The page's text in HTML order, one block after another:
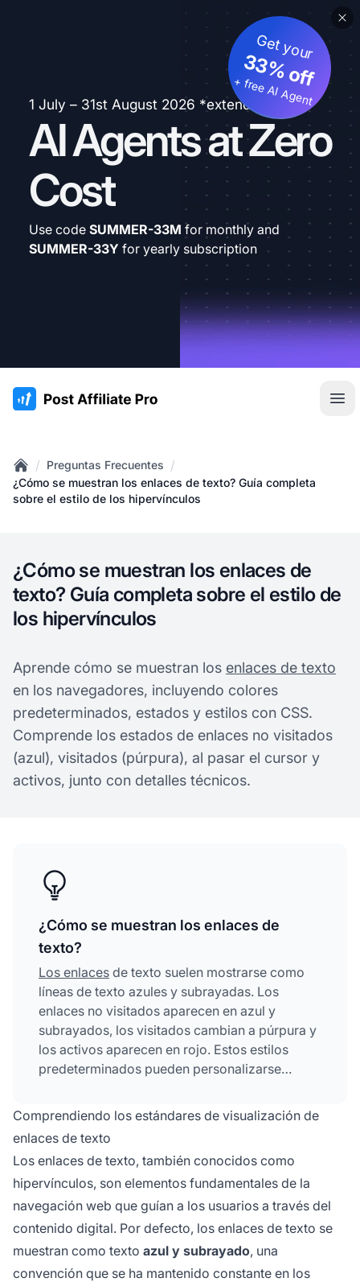
1 July – 31st August 2026 *extended
AI Agents at Zero
Cost
Get your
33% off
+ free AI Agent
Use code SUMMER-33M for monthly and
SUMMER-33Y for yearly subscription
:site.title
Home
/ Preguntas Frecuentes /
¿Cómo se muestran los enlaces de texto? Guía completa
sobre el estilo de los hipervínculos
¿Cómo se muestran los enlaces de
texto? Guía completa sobre el estilo de
los hipervínculos
Aprende cómo se muestran los enlaces de texto
en los navegadores, incluyendo colores
predeterminados, estados y estilos con CSS.
Comprende los estados de enlaces no visitados
(azul), visitados (púrpura), al pasar el cursor y
activos, junto con detalles técnicos.
¿Cómo se muestran los enlaces de
texto?
Los enlaces de texto suelen mostrarse como
líneas de texto azules y subrayadas. Los
enlaces no visitados aparecen en azul y
subrayados, los visitados cambian a púrpura y
los activos aparecen en rojo. Estos estilos
predeterminados pueden personalizarse
Comprendiendo los estándares de visualización de
enlaces de texto
Los enlaces de texto, también conocidos como
hipervínculos, son elementos fundamentales de la
navegación web que guían a los usuarios a través del
contenido digital. Por defecto, los enlaces de texto se
muestran como texto azul y subrayado, una
convención que se ha mantenido constante en los